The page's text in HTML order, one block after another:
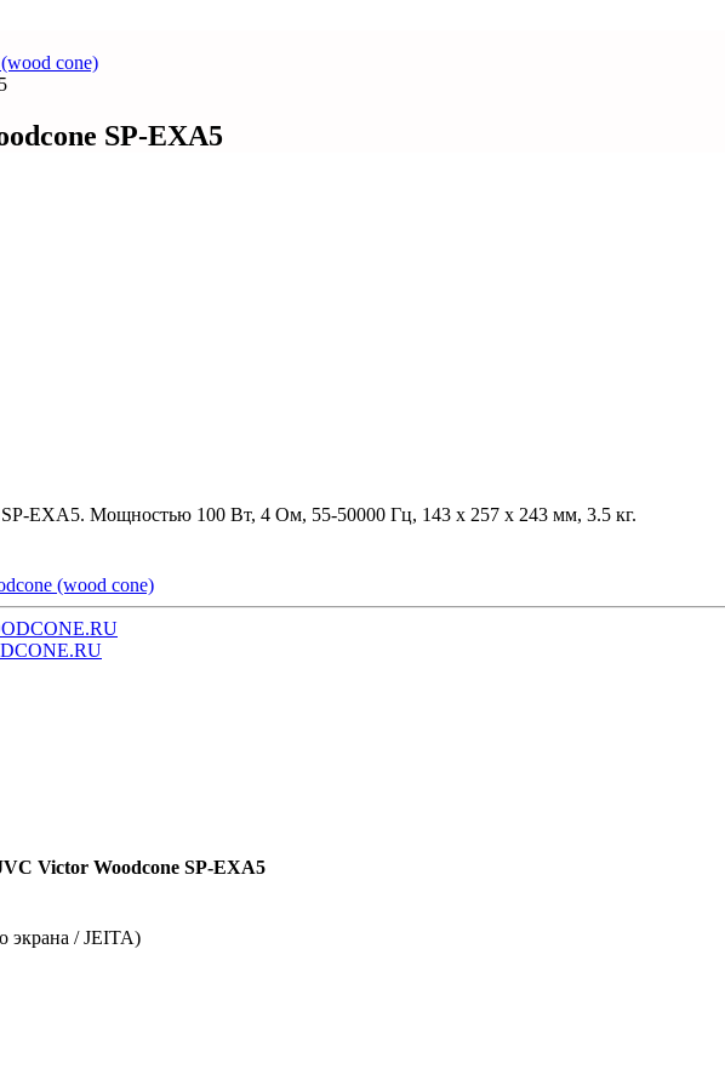
cone)
SP-EXA5
EXA5. Мощностью 100 Вт, 4 Ом, 55-50000 Гц, 143 x 257 x 243 мм, 3.5 кг.
(wood cone)
Victor Woodcone SP-EXA5
экрана / JEITA)